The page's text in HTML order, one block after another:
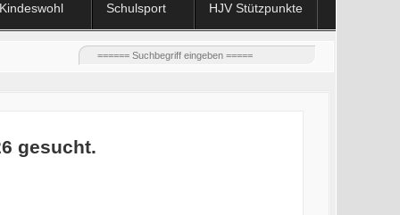
Kindeswohl Schulsport HJV Stützpunkte
gesucht.